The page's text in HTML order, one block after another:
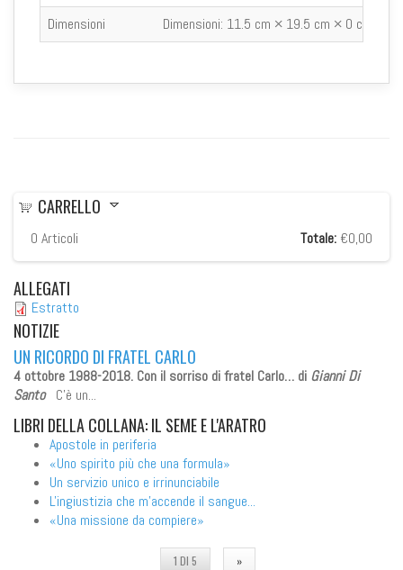
Dimensioni
Dimensioni: 11.5 cm × 19.5 cm × 0 cm
CARRELLO
0 Articoli Totale: €0,00
ALLEGATI
Estratto
NOTIZIE
UN RICORDO DI FRATEL CARLO
4 ottobre 1988-2018. Con il sorriso di fratel Carlo… di Gianni Di
SantoC’è un...
LIBRI DELLA COLLANA: IL SEME E L'ARATRO
Apostole in periferia
«Uno spirito più che una formula»
Un servizio unico e irrinunciabile
L'ingiustizia che m'accende il sangue...
«Una missione da compiere»
1 DI 5 »